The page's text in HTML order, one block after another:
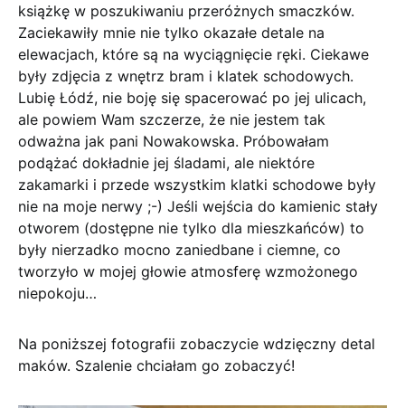
książkę w poszukiwaniu przeróżnych smaczków.
Zaciekawiły mnie nie tylko okazałe detale na
elewacjach, które są na wyciągnięcie ręki. Ciekawe
były zdjęcia z wnętrz bram i klatek schodowych.
Lubię Łódź, nie boję się spacerować po jej ulicach,
ale powiem Wam szczerze, że nie jestem tak
odważna jak pani Nowakowska. Próbowałam
podążać dokładnie jej śladami, ale niektóre
zakamarki i przede wszystkim klatki schodowe były
nie na moje nerwy ;-) Jeśli wejścia do kamienic stały
otworem (dostępne nie tylko dla mieszkańców) to
były nierzadko mocno zaniedbane i ciemne, co
tworzyło w mojej głowie atmosferę wzmożonego
niepokoju…
Na poniższej fotografii zobaczycie wdzięczny detal
maków. Szalenie chciałam go zobaczyć!